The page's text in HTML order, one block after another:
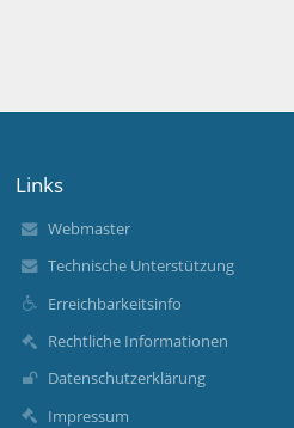
Links
Webmaster
Technische Unterstützung
Erreichbarkeitsinfo
Rechtliche Informationen
Datenschutzerklärung
Impressum